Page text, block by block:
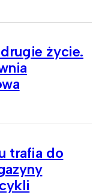
życie.
trafia do